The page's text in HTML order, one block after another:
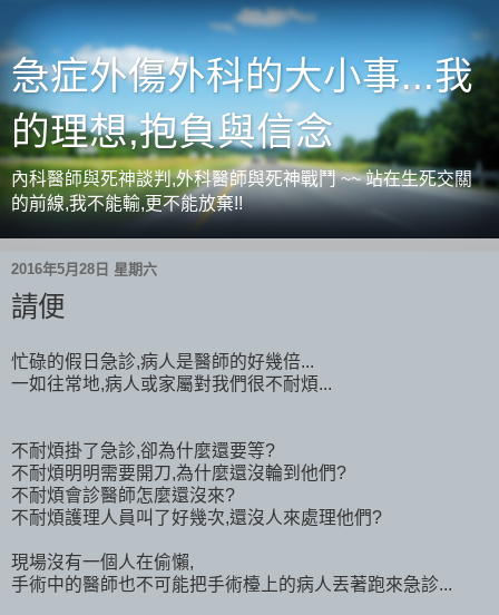
急症外傷外科的大小事...我
的理想,抱負與信念
內科醫師與死神談判,外科醫師與死神戰鬥 ~~ 站在生死交關
的前線,我不能輸,更不能放棄!!
2016年5月28日 星期六
請便
忙碌的假日急診,病人是醫師的好幾倍...
一如往常地,病人或家屬對我們很不耐煩...
不耐煩掛了急診,卻為什麼還要等?
不耐煩明明需要開刀,為什麼還沒輪到他們?
不耐煩會診醫師怎麼還沒來?
不耐煩護理人員叫了好幾次,還沒人來處理他們?
現場沒有一個人在偷懶,
手術中的醫師也不可能把手術檯上的病人丟著跑來急診...